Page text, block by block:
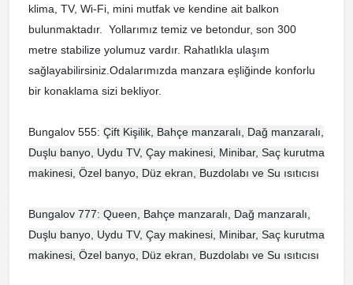
klima, TV, Wi-Fi, mini mutfak ve kendine ait balkon
bulunmaktadır. Yollarımız temiz ve betondur, son 300
metre stabilize yolumuz vardır. Rahatlıkla ulaşım
sağlayabilirsiniz.Odalarımızda manzara eşliğinde konforlu
bir konaklama sizi bekliyor.
Bungalov 555: Çift Kişilik, Bahçe manzaralı, Dağ manzaralı,
Duşlu banyo, Uydu TV, Çay makinesi, Minibar, Saç kurutma
makinesi, Özel banyo, Düz ekran, Buzdolabı ve Su ısıtıcısı
Bungalov 777: Queen, Bahçe manzaralı, Dağ manzaralı,
Duşlu banyo, Uydu TV, Çay makinesi, Minibar, Saç kurutma
makinesi, Özel banyo, Düz ekran, Buzdolabı ve Su ısıtıcısı